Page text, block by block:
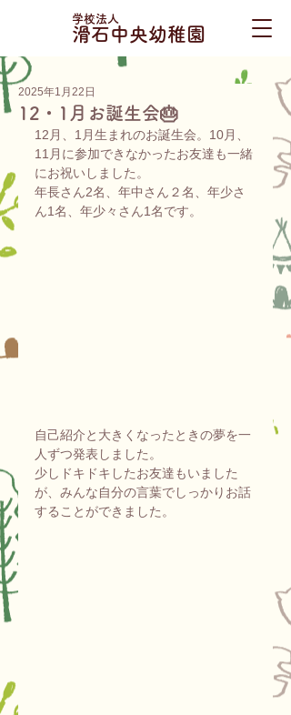
学校法人
滑石中央幼稚園
12・1月お誕生会🎂
2025年1月22日
12月、1月生まれのお誕生会。10月、
11月に参加できなかったお友達も一緒
にお祝いしました。
年長さん2名、年中さん２名、年少さ
ん1名、年少々さん1名です。
自己紹介と大きくなったときの夢を一
人ずつ発表しました。
少しドキドキしたお友達もいました
が、みんな自分の言葉でしっかりお話
することができました。